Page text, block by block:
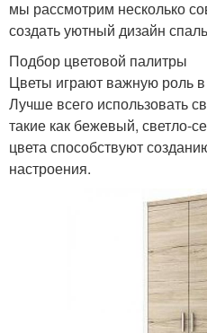
мы рассмотрим несколько
создать уютный дизайн
Подбор цветовой палитры
Цветы играют важную роль
Лучше всего использовать
такие как бежевый, светло-
цвета способствуют
настроения.